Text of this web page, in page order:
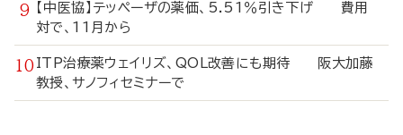
【中医協】テッペーザの薬価、5.51％引き下げ 費用
対で、11月から
ITP治療薬ウェイリズ、QOL改善にも期待 阪大加藤
教授、サノフィセミナーで